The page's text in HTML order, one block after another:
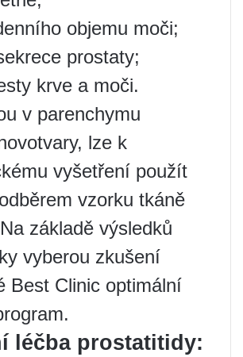
objemu moči;
prostaty;
krve a moči.
v parenchymu
lze k
vyšetření použít
vzorku tkáně
základě výsledků
vyberou zkušení
Best Clinic optimální
léčba prostatitidy: